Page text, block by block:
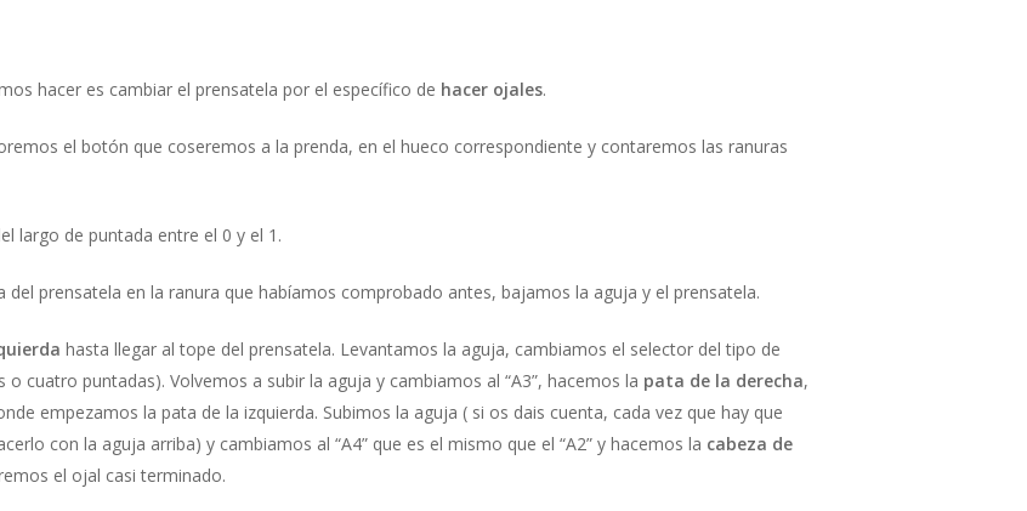
hacer es cambiar el prensatela por el específico de hacer ojales.
el botón que coseremos a la prenda, en el hueco correspondiente y contaremos las ranuras
largo de puntada entre el 0 y el 1.
prensatela en la ranura que habíamos comprobado antes, bajamos la aguja y el prensatela.
hasta llegar al tope del prensatela. Levantamos la aguja, cambiamos el selector del tipo de
o cuatro puntadas). Volvemos a subir la aguja y cambiamos al “A3”, hacemos la pata de la derecha,
empezamos la pata de la izquierda. Subimos la aguja ( si os dais cuenta, cada vez que hay que
con la aguja arriba) y cambiamos al “A4” que es el mismo que el “A2” y hacemos la cabeza de
el ojal casi terminado.